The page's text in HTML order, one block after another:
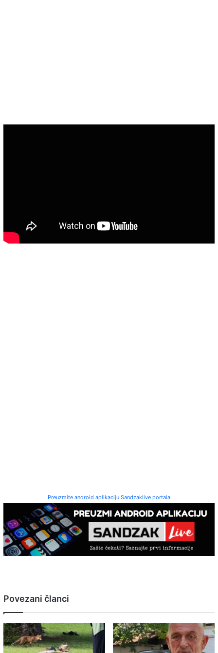
Preuzmite android aplikaciju Sandzaklive portala
Povezani članci